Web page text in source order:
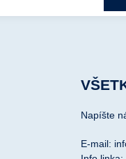
Napíšte
E-mail: